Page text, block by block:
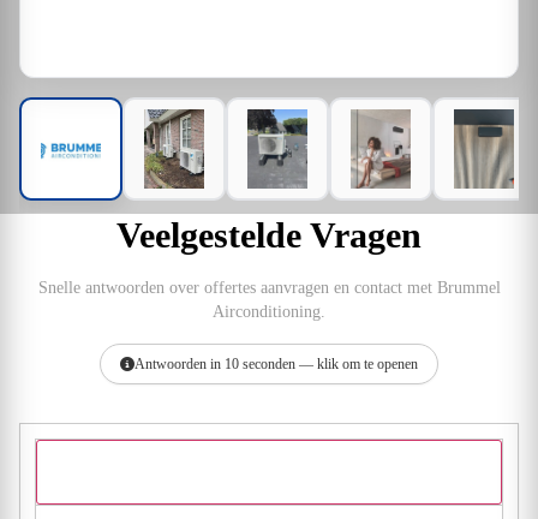
Veelgestelde Vragen
Snelle antwoorden over offertes aanvragen en contact met Brummel
Airconditioning.
Antwoorden in 10 seconden — klik om te openen